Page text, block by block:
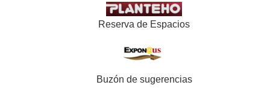
Reserva de Espacios
Buzón de sugerencias